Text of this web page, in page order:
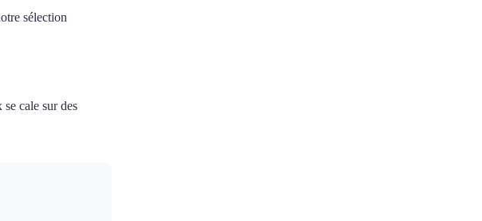
sélection
cale sur des